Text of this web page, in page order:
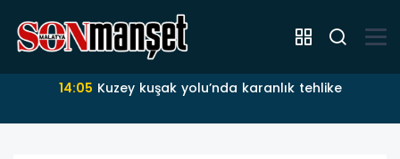
14:05 Kuzey kuşak yolu’nda karanlık tehlike